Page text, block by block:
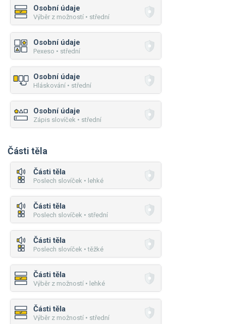
Osobní údaje
Výběr z možností • střední
Osobní údaje
Pexeso • střední
Osobní údaje
Hláskování • střední
Osobní údaje
Zápis slovíček • střední
Části těla
Části těla
Poslech slovíček • lehké
Části těla
Poslech slovíček • střední
Části těla
Poslech slovíček • těžké
Části těla
Výběr z možností • lehké
Části těla
Výběr z možností • střední